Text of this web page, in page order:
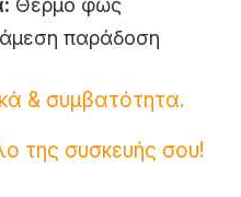
Θερμό φως
άμεση παράδοση
& συμβατότητα.
της συσκευής σου!